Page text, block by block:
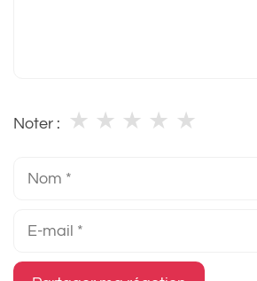
Noter : ★
★
★
★
★